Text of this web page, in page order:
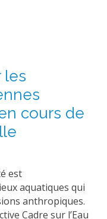
les
cours de
est
aquatiques qui
anthropiques.
Cadre sur l’Eau